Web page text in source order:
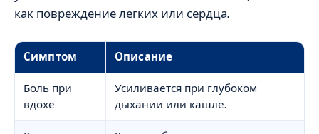
как повреждение легких или сердца.
Симптом Описание
Боль при
вдохе
Усиливается при глубоком
дыхании или кашле.